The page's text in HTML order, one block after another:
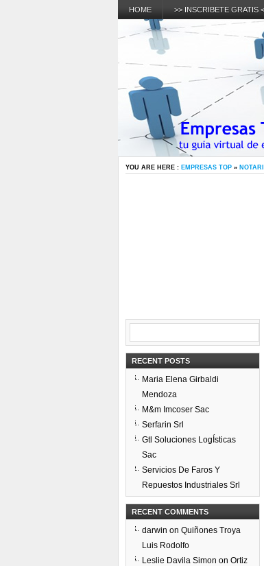
HOME >> INSCRIBETE GRATIS
YOU ARE HERE : EMPRESAS TOP »
RECENT POSTS
Maria Elena Girbaldi
Mendoza
M&m Imcoser Sac
Serfarin Srl
Gtl Soluciones LogÍsticas
Sac
Servicios De Faros Y
Repuestos Industriales Srl
RECENT COMMENTS
darwin on Quiñones Troya
Luis Rodolfo
Leslie Davila Simon on Ortiz